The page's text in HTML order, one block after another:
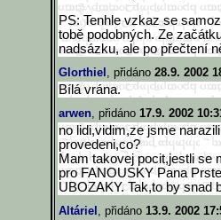
PS: Tenhle vzkaz se
tobě podobných. Ze
nadsázku, ale po přečtení
Glorthiel , přidáno 28.9. 2002
Bílá vrána.
arwen, přidáno 17.9. 2002
no lidi,vidim,ze jsme
provedeni,co?
Mam takovej pocit,jestli se
pro FANOUSKY Pana
UBOZAKY. Tak,to by snad
Altáriel , přidáno 13.9. 2002